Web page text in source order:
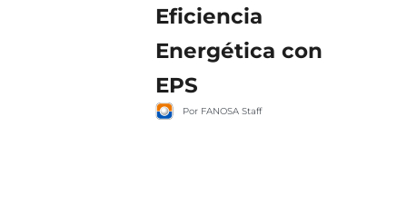
Eficiencia
Energética con
EPS
Por FANOSA Staff